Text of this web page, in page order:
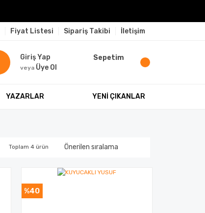
Fiyat Listesi Sipariş Takibi İletişim
Giriş Yap
veya Üye Ol
Sepetim
YAZARLAR YENİ ÇIKANLAR
Toplam 4 ürün
%40